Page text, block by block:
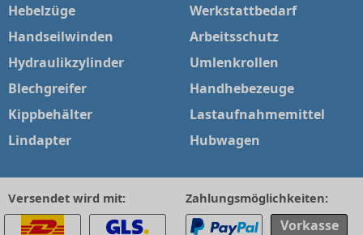
Hebelzüge
Handseilwinden
Hydraulikzylinder
Blechgreifer
Kippbehälter
Lindapter
Werkstattbedarf
Arbeitsschutz
Umlenkrollen
Handhebezeuge
Lastaufnahmemittel
Hubwagen
Versendet wird mit: Zahlungsmöglichkeiten:
Vorkasse